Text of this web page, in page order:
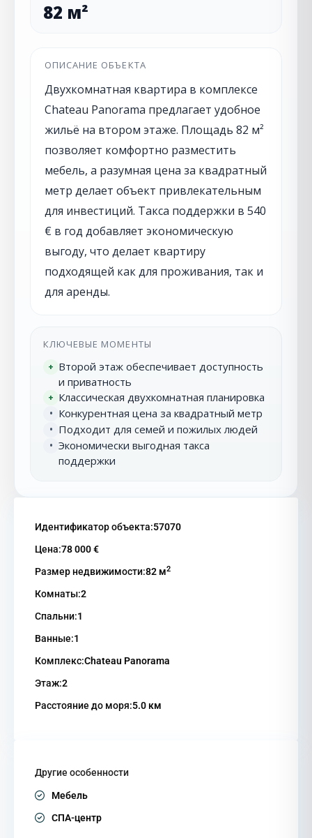
82 м²
ОПИСАНИЕ ОБЪЕКТА
Двухкомнатная квартира в комплексе
Chateau Panorama предлагает удобное
жильё на втором этаже. Площадь 82 м²
позволяет комфортно разместить
мебель, а разумная цена за квадратный
метр делает объект привлекательным
для инвестиций. Такса поддержки в 540
€ в год добавляет экономическую
выгоду, что делает квартиру
подходящей как для проживания, так и
для аренды.
КЛЮЧЕВЫЕ МОМЕНТЫ
+ Второй этаж обеспечивает доступность
и приватность
+ Классическая двухкомнатная планировка
• Конкурентная цена за квадратный метр
• Подходит для семей и пожилых людей
• Экономически выгодная такса
поддержки
Идентификатор объекта:57070
Цена:78 000 €
Размер недвижимости:82 м2
Комнаты:2
Спальни:1
Ванные:1
Комплекс:Chateau Panorama
Этаж:2
Расстояние до моря:5.0 км
Другие особенности
Мебель
СПА-центр